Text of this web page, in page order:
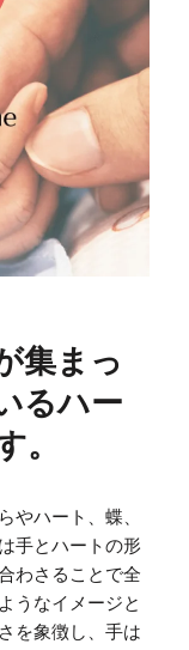
集まっ
るハー
。
やハート、蝶、
手とハートの形
わさることで全
うなイメージと
を象徴し、手は